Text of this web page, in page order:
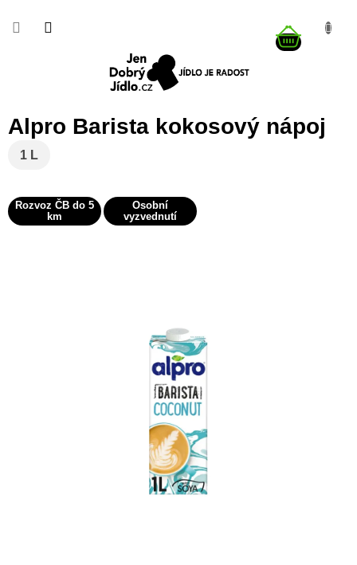
obsah
Alpro Barista kokosový nápoj
1 L
Rozvoz ČB do 5
km
Osobní
vyzvednutí